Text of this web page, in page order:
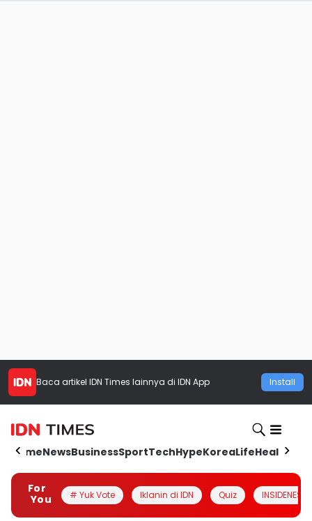
Baca artikel IDN Times lainnya di IDN App Install
HomeNewsBusinessSportTechHypeKoreaLifeHealth
For
You
# Yuk Vote Iklanin di IDN Quiz INSIDENESIA